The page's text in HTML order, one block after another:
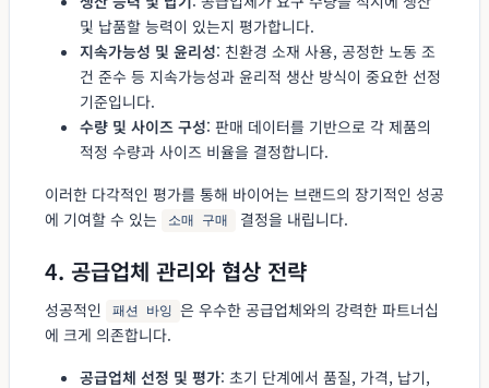
및 납품할 능력이 있는지 평가합니다.
지속가능성 및 윤리성: 친환경 소재 사용, 공정한 노동 조
건 준수 등 지속가능성과 윤리적 생산 방식이 중요한 선정
기준입니다.
수량 및 사이즈 구성: 판매 데이터를 기반으로 각 제품의
적정 수량과 사이즈 비율을 결정합니다.
이러한 다각적인 평가를 통해 바이어는 브랜드의 장기적인 성공
에 기여할 수 있는
소매 구매 결정을 내립니다.
4. 공급업체 관리와 협상 전략
성공적인 패션 바잉 은 우수한 공급업체와의 강력한 파트너십
에 크게 의존합니다.
공급업체 선정 및 평가: 초기 단계에서 품질, 가격, 납기,